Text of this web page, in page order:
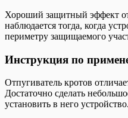
Хороший защитный эффект
наблюдается тогда, когда
периметру защищаемого
Инструкция по
Отпугиватель кротов
Достаточно сделать
установить в него устройство.